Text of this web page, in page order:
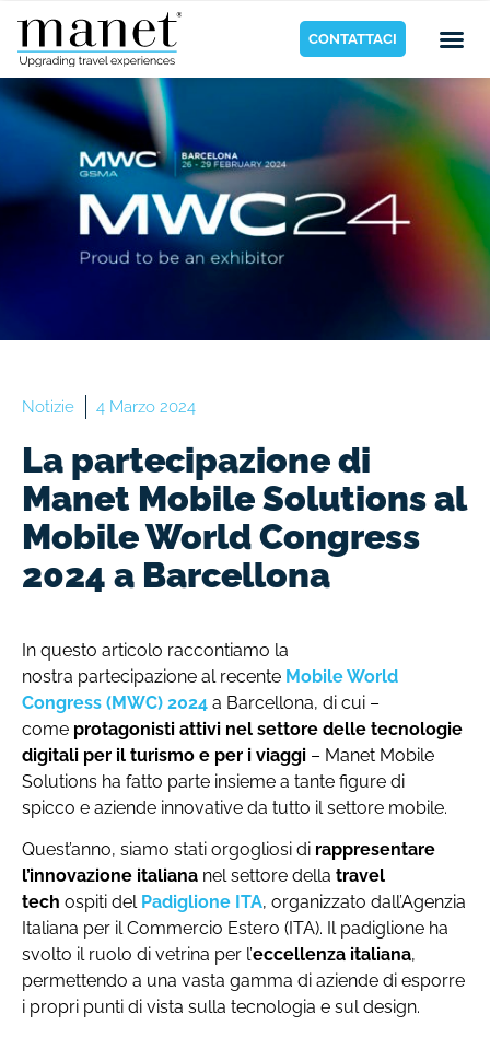
CONTATTACI
Notizie 4 Marzo 2024
La partecipazione di
Manet Mobile Solutions al
Mobile World Congress
2024 a Barcellona
In questo articolo raccontiamo la
nostra partecipazione al recente Mobile World
Congress (MWC) 2024 a Barcellona, di cui –
come protagonisti attivi nel settore delle tecnologie
digitali per il turismo e per i viaggi – Manet Mobile
Solutions ha fatto parte insieme a tante figure di
spicco e aziende innovative da tutto il settore mobile.
Quest’anno, siamo stati orgogliosi di rappresentare
l’innovazione italiana nel settore della travel
tech ospiti del Padiglione ITA, organizzato dall’Agenzia
Italiana per il Commercio Estero (ITA). Il padiglione ha
svolto il ruolo di vetrina per l’eccellenza italiana,
permettendo a una vasta gamma di aziende di esporre
i propri punti di vista sulla tecnologia e sul design.